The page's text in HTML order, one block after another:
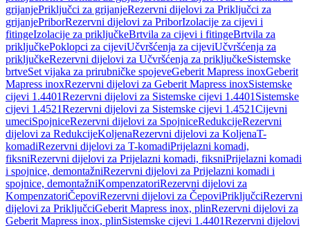
grijanjePriključci za grijanjeRezervni dijelovi za Priključci za
grijanjePriborRezervni dijelovi za PriborIzolacije za cijevi i
fitingeIzolacije za priključkeBrtvila za cijevi i fitingeBrtvila za
priključkePoklopci za cijeviUčvršćenja za cijeviUčvršćenja za
priključkeRezervni dijelovi za Učvršćenja za priključkeSistemske
brtveSet vijaka za prirubničke spojeveGeberit Mapress inoxGeberit
Mapress inoxRezervni dijelovi za Geberit Mapress inoxSistemske
cijevi 1.4401Rezervni dijelovi za Sistemske cijevi 1.4401 Sistemske
cijevi 1.4521Rezervni dijelovi za Sistemske cijevi 1.4521Cijevni
umeciSpojniceRezervni dijelovi za SpojniceRedukcijeRezervni
dijelovi za RedukcijeKoljenaRezervni dijelovi za KoljenaT-
komadiRezervni dijelovi za T-komadiPrijelazni komadi,
fiksniRezervni dijelovi za Prijelazni komadi, fiksniPrijelazni komadi
i spojnice, demontažniRezervni dijelovi za Prijelazni komadi i
spojnice, demontažniKompenzatoriRezervni dijelovi za
KompenzatoriČepoviRezervni dijelovi za ČepoviPriključciRezervni
dijelovi za PriključciGeberit Mapress inox, plinRezervni dijelovi za
Geberit Mapress inox, plinSistemske cijevi 1.4401Rezervni dijelovi